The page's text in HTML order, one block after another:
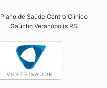
Plano de Saúde Centro Clínico
Gaúcho Veranópolis RS​